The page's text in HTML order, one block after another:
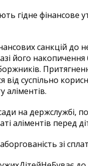
гідне фінансове
санкцій до
його
від суспільно
на держслужбі,
аліментів перед
зі